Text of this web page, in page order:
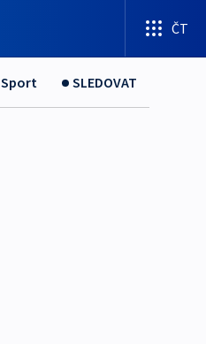
ČT
Sport SLEDOVAT